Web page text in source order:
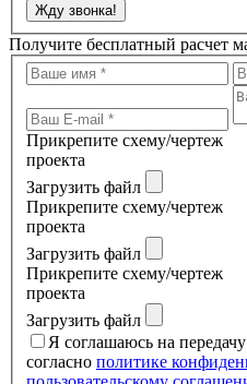
Жду звонка!
Получите бесплатный расчет
Прикрепите схему/чертеж
проекта
Загрузить файл
Прикрепите схему/чертеж
проекта
Загрузить файл
Прикрепите схему/чертеж
проекта
Загрузить файл
Я соглашаюсь на
согласно политике